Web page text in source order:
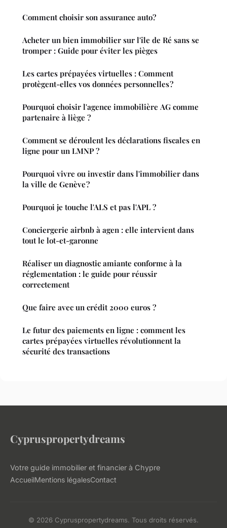
Comment choisir son assurance auto?
Acheter un bien immobilier sur l'île de Ré sans se
tromper : Guide pour éviter les pièges
Les cartes prépayées virtuelles : Comment
protègent-elles vos données personnelles ?
Pourquoi choisir l'agence immobilière AG comme
partenaire à liège ?
Comment se déroulent les déclarations fiscales en
ligne pour un LMNP ?
Pourquoi vivre ou investir dans l'immobilier dans
la ville de Genève ?
Pourquoi je touche l'ALS et pas l'APL ?
Conciergerie airbnb à agen : elle intervient dans
tout le lot-et-garonne
Réaliser un diagnostic amiante conforme à la
réglementation : le guide pour réussir
correctement
Que faire avec un crédit 2000 euros ?
Le futur des paiements en ligne : comment les
cartes prépayées virtuelles révolutionnent la
sécurité des transactions
Cypruspropertydreams
Votre guide immobilier et financier à Chypre
AccueilMentions légalesContact
© 2026 Cypruspropertydreams. Tous droits réservés.